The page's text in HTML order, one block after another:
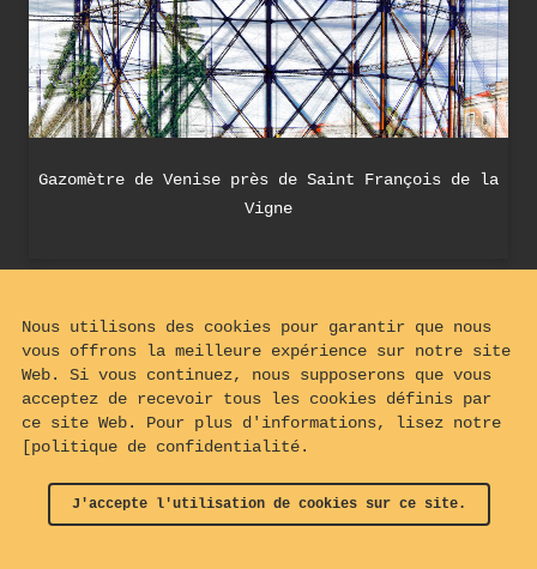
Gazomètre de Venise près de Saint François de la
Vigne
Nous utilisons des cookies pour garantir que nous
vous offrons la meilleure expérience sur notre site
Web. Si vous continuez, nous supposerons que vous
acceptez de recevoir tous les cookies définis par
ce site Web. Pour plus d'informations, lisez notre
[politique de confidentialité.
J'accepte l'utilisation de cookies sur ce site.